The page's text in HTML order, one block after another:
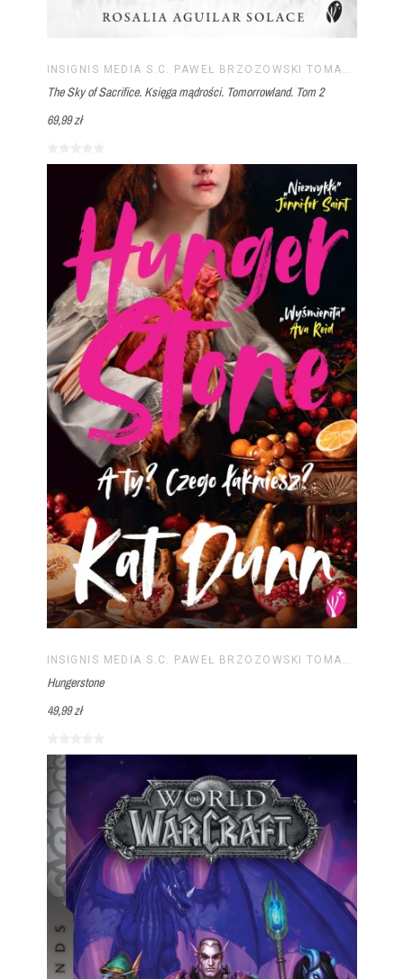
INSIGNIS MEDIA S.C. PAWEŁ BRZOZOWSKI TOMASZ BRZOZOWSKI
The Sky of Sacrifice. Księga mądrości. Tomorrowland. Tom 2
69,99 zł
INSIGNIS MEDIA S.C. PAWEŁ BRZOZOWSKI TOMASZ BRZOZOWSKI
Hungerstone
49,99 zł